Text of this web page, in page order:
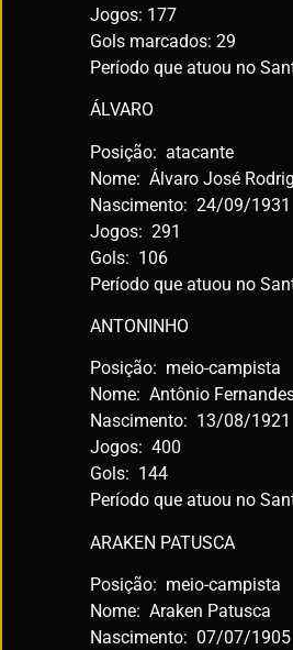
Jogos: 177
Gols marcados: 29
Período que atuou no
ÁLVARO
Posição: atacante
Nome: Álvaro José
Nascimento: 24/09/1931
Jogos: 291
Gols: 106
Período que atuou no
ANTONINHO
Posição: meio-campista
Nome: Antônio
Nascimento: 13/08/1921
Jogos: 400
Gols: 144
Período que atuou no
ARAKEN PATUSCA
Posição: meio-campista
Nome: Araken Patusca
Nascimento: 07/07/1905